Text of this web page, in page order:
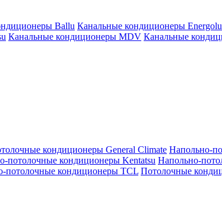
Ballu Канальные кондиционеры
Канальные кондиционеры MDV Канальные
кондиционеры General Climate Напольно-
потолочные кондиционеры Kentatsu Напольно-
потолочные кондиционеры TCL Потолочные